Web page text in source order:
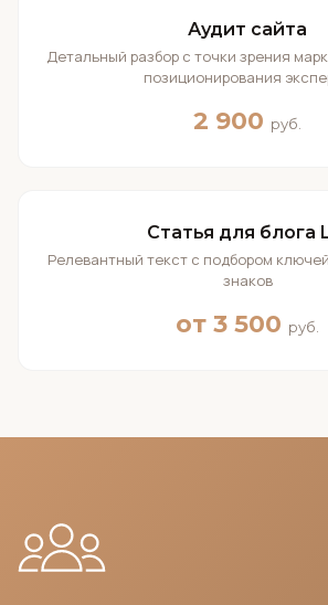
Аудит сайта
Детальный разбор с точки зрения
позиционирования
2 900 руб.
Статья для блога
Релевантный текст с подбором
знаков
от 3 500 руб.